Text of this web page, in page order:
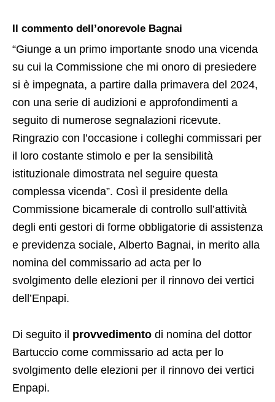
Il commento dell’onorevole Bagnai
“Giunge a un primo importante snodo una vicenda
su cui la Commissione che mi onoro di presiedere
si è impegnata, a partire dalla primavera del 2024,
con una serie di audizioni e approfondimenti a
seguito di numerose segnalazioni ricevute.
Ringrazio con l’occasione i colleghi commissari per
il loro costante stimolo e per la sensibilità
istituzionale dimostrata nel seguire questa
complessa vicenda”. Così il presidente della
Commissione bicamerale di controllo sull’attività
degli enti gestori di forme obbligatorie di assistenza
e previdenza sociale, Alberto Bagnai, in merito alla
nomina del commissario ad acta per lo
svolgimento delle elezioni per il rinnovo dei vertici
dell’Enpapi.
Di seguito il provvedimento di nomina del dottor
Bartuccio come commissario ad acta per lo
svolgimento delle elezioni per il rinnovo dei vertici
Enpapi.